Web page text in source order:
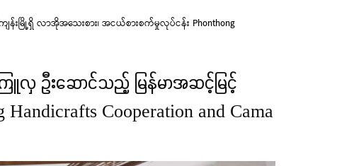
မြို့ရှိ လာအိုအသေးစား၊ အငယ်စားစက်မှုလုပ်ငန်း Phonthong
ြူလှ ဦးဆောင်သည့် မြန်မာအဆင့်မြင့်
Cooperation and Cama